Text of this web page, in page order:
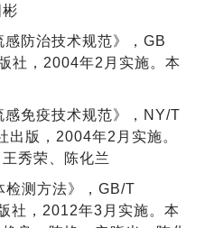
感防治技术规范》，GB
社，2004年2月实施。本
免疫技术规范》，NY/T
版，2004年2月实施。
秀荣、陈化兰
检测方法》，GB/T
社，2012年3月实施。本